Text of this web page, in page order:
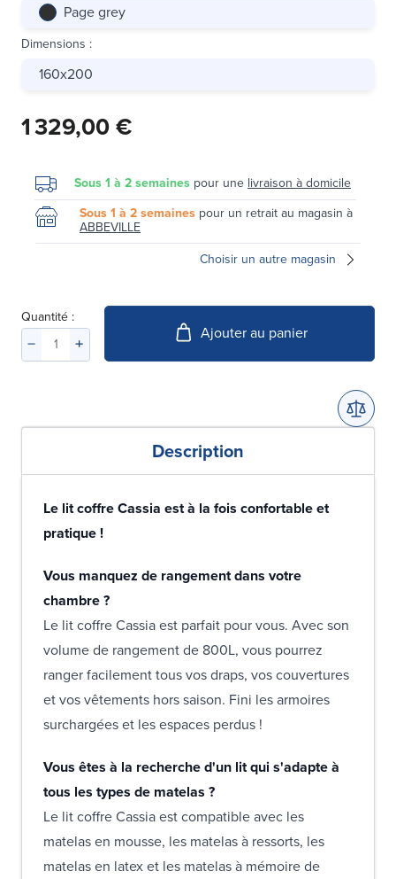
Page grey
Dimensions :
160x200
1 329,00 €
Sous 1 à 2 semaines pour une livraison à domicile
Sous 1 à 2 semaines pour un retrait au magasin à
ABBEVILLE
Choisir un autre magasin
Quantité :
Ajouter au panier
Description
Le lit coffre Cassia est à la fois confortable et
pratique !
Vous manquez de rangement dans votre
chambre ?
Le lit coffre Cassia est parfait pour vous. Avec son
volume de rangement de 800L, vous pourrez
ranger facilement tous vos draps, vos couvertures
et vos vêtements hors saison. Fini les armoires
surchargées et les espaces perdus !
Vous êtes à la recherche d'un lit qui s'adapte à
tous les types de matelas ?
Le lit coffre Cassia est compatible avec les
matelas en mousse, les matelas à ressorts, les
matelas en latex et les matelas à mémoire de